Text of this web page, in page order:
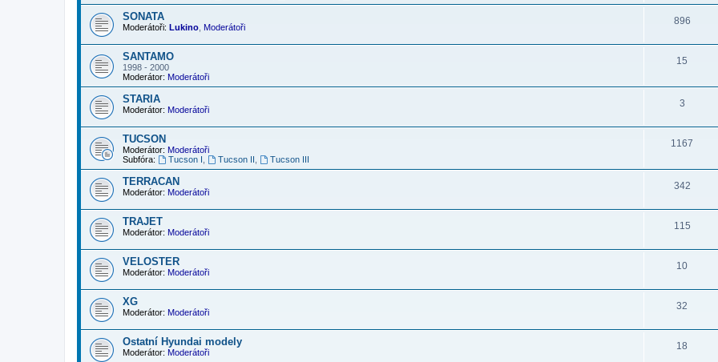
SONATA
Moderátoři: Lukino Moderátoři
896
SANTAMO
1998 - 2000
Moderátor: Moderátoři
15
STARIA
Moderátor: Moderátoři
3
TUCSON
Moderátor: Moderátoři
Subfóra:
Tucson I Tucson II Tucson III
1167
TERRACAN
Moderátor: Moderátoři
342
TRAJET
Moderátor: Moderátoři
115
VELOSTER
Moderátor: Moderátoři
10
XG
Moderátor: Moderátoři
32
Ostatní Hyundai modely
Moderátor: Moderátoři
18